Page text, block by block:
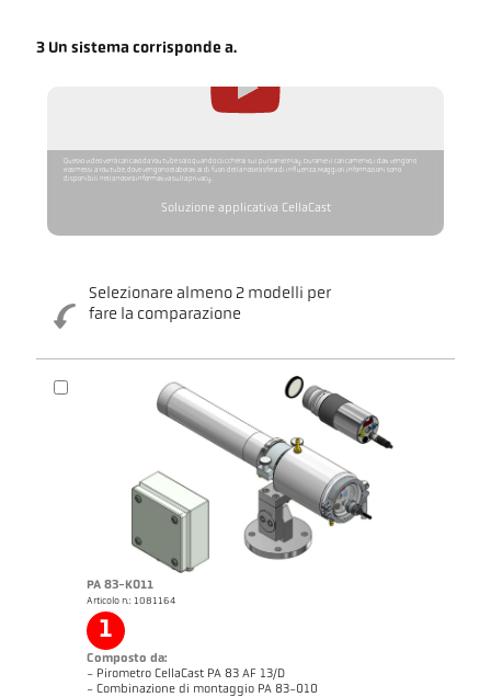
3 Un sistema corrisponde a.
Questo video verrà caricato da YouTube solo quando cliccherai sul pulsante Play. Durante il caricamento, i dati vengono
trasmessi a YouTube, dove vengono elaborati al di fuori della nostra sfera di influenza. Maggiori informazioni sono
disponibili nella nostra informativa sulla privacy.
Soluzione applicativa CellaCast
Selezionare almeno 2 modelli per
fare la comparazione
PA 83-K011
Articolo n.: 1081164
1
Composto da:
- Pirometro CellaCast PA 83 AF 13/D
- Combinazione di montaggio PA 83-010
Questionario CellaCast